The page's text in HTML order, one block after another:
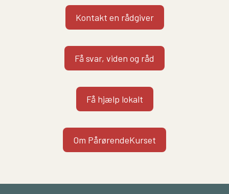
Kontakt en rådgiver
Få svar, viden og råd
Få hjælp lokalt
Om PårørendeKurset